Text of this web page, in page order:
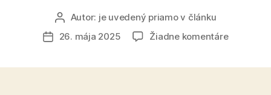
Autor
článku
Autor: je uvedený priamo v článku
Dátum26. mája 2025 Žiadne komentárena